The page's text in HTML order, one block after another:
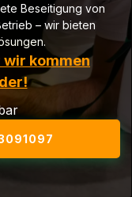
Beseitigung von
– wir bieten
wir kommen